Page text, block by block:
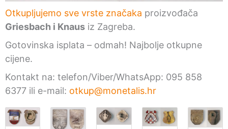
Otkupljujemo sve vrste značaka proizvođača
Griesbach i Knausiz Zagreba.
Gotovinska isplata – odmah! Najbolje otkupne
cijene.
Kontakt na: telefon/Viber/WhatsApp: 095 858
6377 ili e-mail: otkup@monetalis.hr